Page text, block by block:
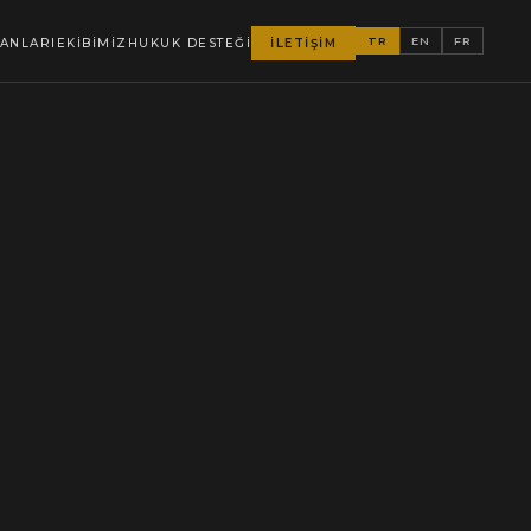
EKİBİMİZ HUKUK DESTEĞİ İLETİŞİM TR EN FR